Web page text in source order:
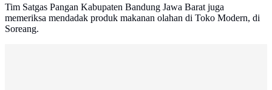
Tim Satgas Pangan Kabupaten Bandung Jawa Barat juga
memeriksa mendadak produk makanan olahan di Toko Modern, di
Soreang.